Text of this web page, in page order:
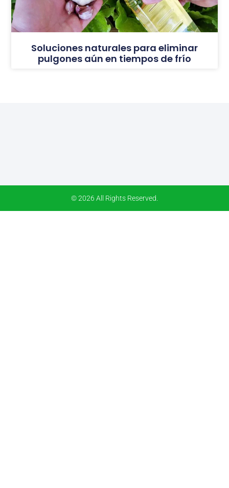
Soluciones naturales para eliminar
pulgones aún en tiempos de frío
© 2026 All Rights Reserved.